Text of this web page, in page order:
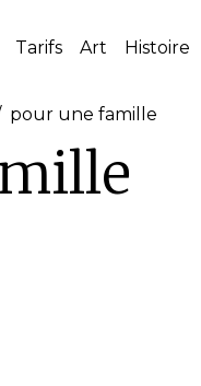
Tarifs Art Histoire
pour une famille